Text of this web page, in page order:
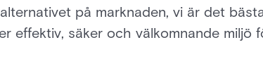
på marknaden, vi är det
effektiv, säker och välkomnande miljö